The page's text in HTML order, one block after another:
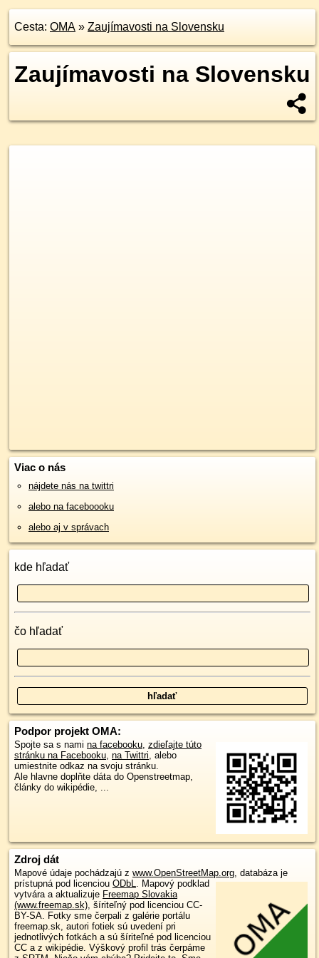
Cesta: OMA » Zaujímavosti na Slovensku
Zaujímavosti na Slovensku
Viac o nás
nájdete nás na twittri
alebo na faceboooku
alebo aj v správach
kde hľadať
čo hľadať
Podpor projekt OMA:
Spojte sa s nami na facebooku, zdieľajte túto
stránku na Facebooku, na Twittri, alebo
umiestnite odkaz na svoju stránku.
Ale hlavne doplňte dáta do Openstreetmap,
články do wikipédie, ...
Zdroj dát
Mapové údaje pochádzajú z www.OpenStreetMap.org, databáza je
prístupná pod licenciou ODbL. Mapový podklad
vytvára a aktualizuje Freemap Slovakia
(www.freemap.sk), šíriteľný pod licenciou CC-
BY-SA. Fotky sme čerpali z galérie portálu
freemap.sk, autori fotiek sú uvedení pri
jednotlivých fotkách a sú šíriteľné pod licenciou
CC a z wikipédie. Výškový profil trás čerpáme